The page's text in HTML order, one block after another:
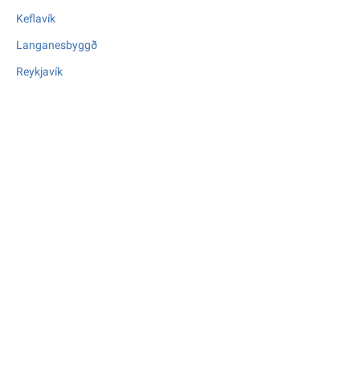
Keflavík
Langanesbyggð
Reykjavík